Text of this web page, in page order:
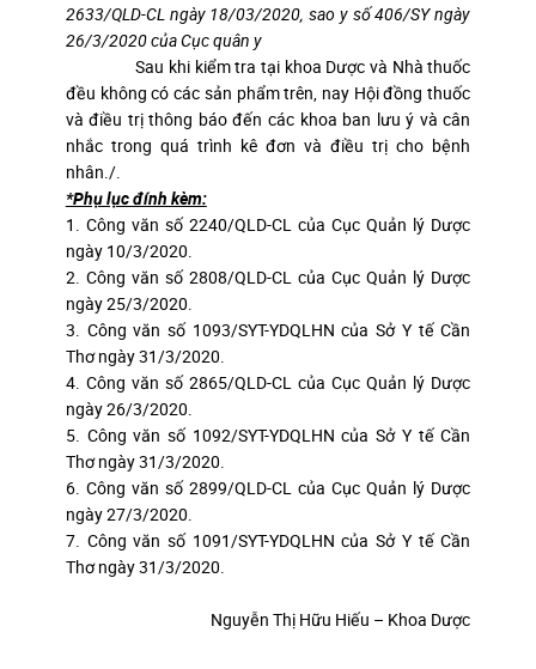
2633/QLD-CL ngày 18/03/2020, sao y số 406/SY ngày
26/3/2020 của Cục quân y
Sau khi kiểm tra tại khoa Dược và Nhà thuốc
đều không có các sản phẩm trên, nay Hội đồng thuốc
và điều trị thông báo đến các khoa ban lưu ý và cân
nhắc trong quá trình kê đơn và điều trị cho bệnh
nhân./.
*Phụ lục đính kèm:
1. Công văn số 2240/QLD-CL của Cục Quản lý Dược
ngày 10/3/2020.
2. Công văn số 2808/QLD-CL của Cục Quản lý Dược
ngày 25/3/2020
3. Công văn số 1093/SYT-YDQLHN của Sở Y tế Cần
Thơ ngày 31/3/2020.
4. Công văn số 2865/QLD-CL của Cục Quản lý Dược
ngày 26/3/2020.
5. Công văn số 1092/SYT-YDQLHN của Sở Y tế Cần
Thơ ngày 31/3/2020.
6. Công văn số 2899/QLD-CL của Cục Quản lý Dược
ngày 27/3/2020.
7. Công văn số 1091/SYT-YDQLHN của Sở Y tế Cần
Thơ ngày 31/3/2020.
Nguyễn Thị Hữu Hiếu – Khoa Dược